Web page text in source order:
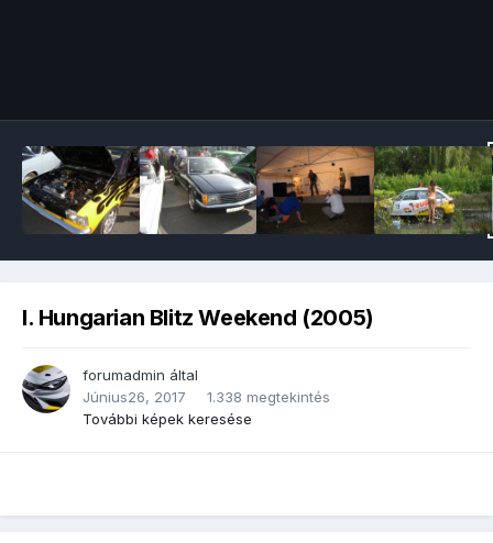
I. Hungarian Blitz Weekend (2005)
forumadmin által
Június26, 2017
1.338 megtekintés
További képek keresése